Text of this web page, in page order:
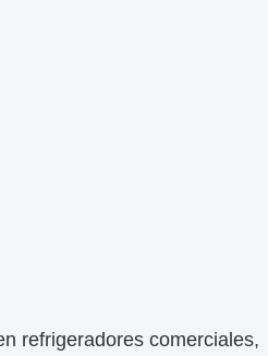
refrigeradores comerciales,